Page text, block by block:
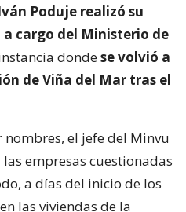
Poduje realizó su
cargo del Ministerio de
dondese volvió a
de Viña del Mar tras el
nombres, el jefe del Minvu
las empresas cuestionadas
a días del inicio de los
las viviendas de la